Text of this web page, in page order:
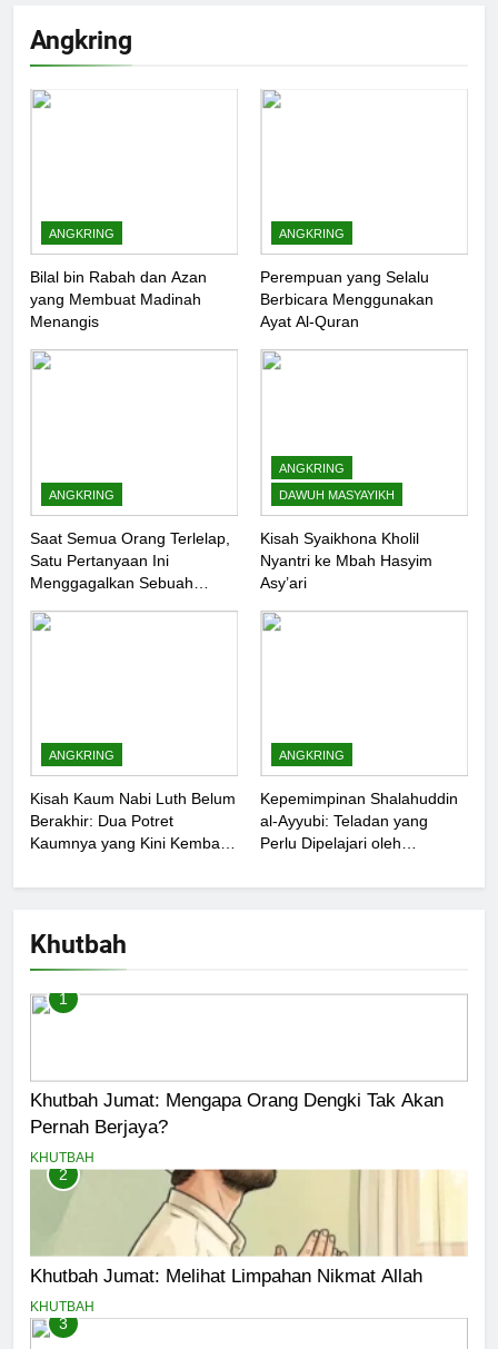
Angkring
ANGKRING
Bilal bin Rabah dan Azan
yang Membuat Madinah
Menangis
ANGKRING
Perempuan yang Selalu
Berbicara Menggunakan
Ayat Al-Quran
ANGKRING
Saat Semua Orang Terlelap,
Satu Pertanyaan Ini
Menggagalkan Sebuah
ANGKRING
DAWUH MASYAYIKH
Kisah Syaikhona Kholil
Nyantri ke Mbah Hasyim
Asy’ari
ANGKRING
Kisah Kaum Nabi Luth Belum
Berakhir: Dua Potret
Kaumnya yang Kini Kembali
ANGKRING
Kepemimpinan Shalahuddin
al-Ayyubi: Teladan yang
Perlu Dipelajari oleh
(2)
Khutbah
1
Khutbah Jumat: Mengapa Orang Dengki Tak Akan
Pernah Berjaya?
KHUTBAH
2
Khutbah Jumat: Melihat Limpahan Nikmat Allah
KHUTBAH
3